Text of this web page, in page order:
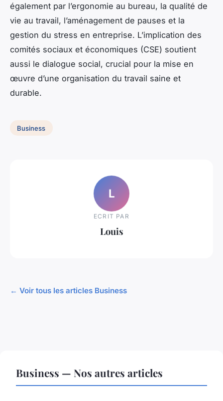
également par l’ergonomie au bureau, la qualité de
vie au travail, l’aménagement de pauses et la
gestion du stress en entreprise. L’implication des
comités sociaux et économiques (CSE) soutient
aussi le dialogue social, crucial pour la mise en
œuvre d’une organisation du travail saine et
durable.
Business
L
ECRIT PAR
Louis
← Voir tous les articles Business
Business — Nos autres articles